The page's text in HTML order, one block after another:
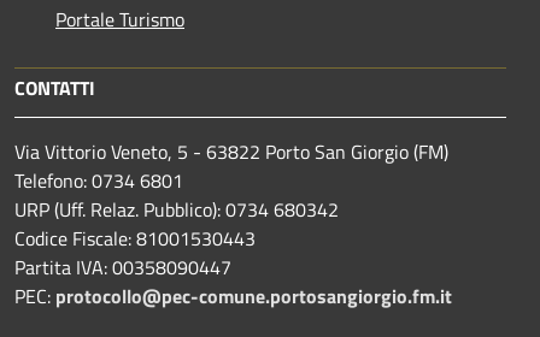
Portale Turismo
CONTATTI
Via Vittorio Veneto, 5 - 63822 Porto San Giorgio (FM)
Telefono: 0734 6801
URP (Uff. Relaz. Pubblico): 0734 680342
Codice Fiscale: 81001530443
Partita IVA: 00358090447
PEC: protocollo@pec-comune.portosangiorgio.fm.it